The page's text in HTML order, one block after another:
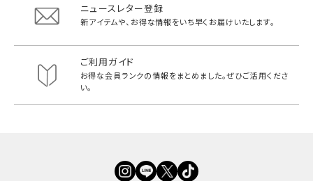
ニュースレター登録
新アイテムや、お得な情報をいち早く お届けいたします。
ご利用ガイド
お得な会員ランクの情報をまとめました。ぜひご活用くださ
い。